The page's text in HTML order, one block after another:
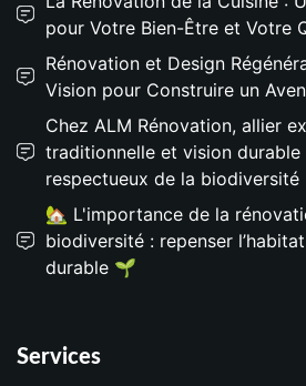
pour Votre Bien-Être et Votre
Rénovation et Design
Vision pour Construire un
Chez ALM Rénovation, allier
traditionnelle et vision durable
respectueux de la biodiversité
🏡 L'importance de la
biodiversité : repenser
durable 🌱
Services